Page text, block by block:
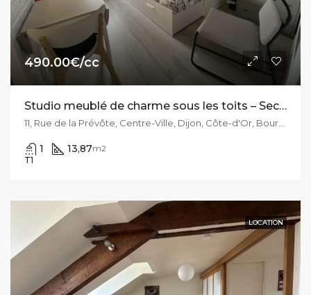
490.00€/cc
Studio meublé de charme sous les toits – Secteur Sainte-Bénigne / Darcy
1 13,87m2
T1
LOCATION